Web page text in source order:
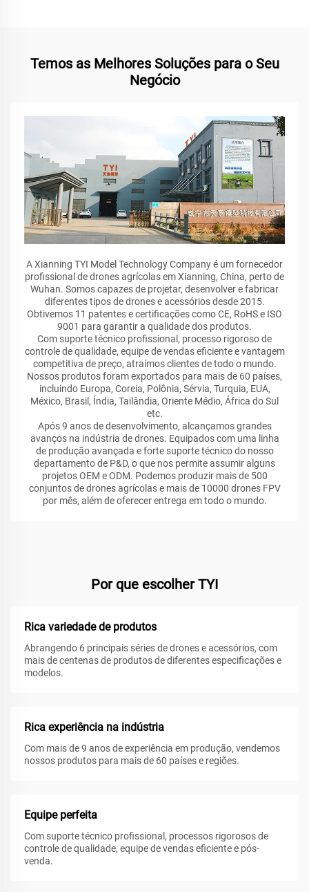
Temos as Melhores Soluções para o Seu
Negócio
A Xianning TYI Model Technology Company é um fornecedor
profissional de drones agrícolas em Xianning, China, perto de
Wuhan. Somos capazes de projetar, desenvolver e fabricar
diferentes tipos de drones e acessórios desde 2015.
Obtivemos 11 patentes e certificações como CE, RoHS e ISO
9001 para garantir a qualidade dos produtos.
Com suporte técnico profissional, processo rigoroso de
controle de qualidade, equipe de vendas eficiente e vantagem
competitiva de preço, atraímos clientes de todo o mundo.
Nossos produtos foram exportados para mais de 60 países,
incluindo Europa, Coreia, Polônia, Sérvia, Turquia, EUA,
México, Brasil, Índia, Tailândia, Oriente Médio, África do Sul
etc.
Após 9 anos de desenvolvimento, alcançamos grandes
avanços na indústria de drones. Equipados com uma linha
de produção avançada e forte suporte técnico do nosso
departamento de P&D, o que nos permite assumir alguns
projetos OEM e ODM. Podemos produzir mais de 500
conjuntos de drones agrícolas e mais de 10000 drones FPV
por mês, além de oferecer entrega em todo o mundo.
Por que escolher TYI
Rica variedade de produtos
Abrangendo 6 principais séries de drones e acessórios, com
mais de centenas de produtos de diferentes especificações e
modelos.
Rica experiência na indústria
Com mais de 9 anos de experiência em produção, vendemos
nossos produtos para mais de 60 países e regiões.
Equipe perfeita
Com suporte técnico profissional, processos rigorosos de
controle de qualidade, equipe de vendas eficiente e pós-
venda.